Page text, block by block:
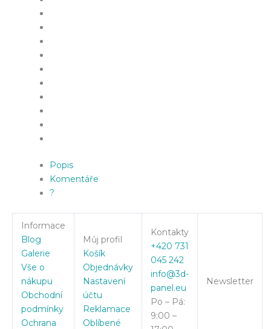
Popis
Komentáře
?
Informace
Blog
Galerie
Vše o
nákupu
Obchodní
podmínky
Ochrana
Můj profil
Košík
Objednávky
Nastavení
účtu
Reklamace
Oblíbené
Kontakty
+420 731
045 242
info@3d-
panel.eu
Po – Pá:
9:00 –
Newsletter